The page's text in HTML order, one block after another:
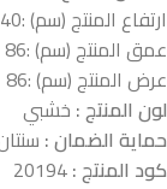
ارتفاع المنتج (سم) :40
عمق المنتج (سم) :86
عرض المنتج (سم) :86
لون المنتج : خشبي
حماية الضمان :
كود المنتج :20194